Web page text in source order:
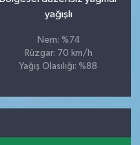
yağışlı
Nem: %74
Rüzgar: 70 km/h
Yağış Olasılığı: %88